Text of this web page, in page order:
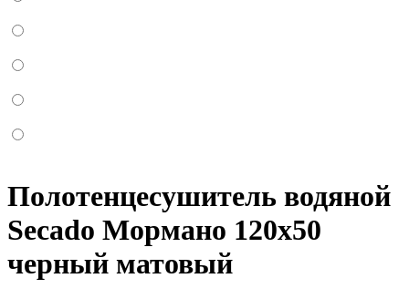
Полотенцесушитель водяной
Secado Мормано 120x50
черный матовый